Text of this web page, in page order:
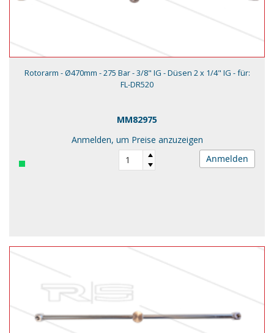
Rotorarm - Ø470mm - 275 Bar - 3/8" IG - Düsen 2 x 1/4" IG - für:
FL-DR520
MM82975
Anmelden, um Preise anzuzeigen
Anmelden